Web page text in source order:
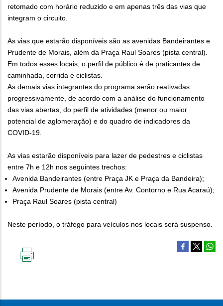
retomado com horário reduzido e em apenas três das vias que
integram o circuito.
As vias que estarão disponíveis são as avenidas Bandeirantes e
Prudente de Morais, além da Praça Raul Soares (pista central).
Em todos esses locais, o perfil de público é de praticantes de
caminhada, corrida e ciclistas.
As demais vias integrantes do programa serão reativadas
progressivamente, de acordo com a análise do funcionamento
das vias abertas, do perfil de atividades (menor ou maior
potencial de aglomeração) e do quadro de indicadores da
COVID-19.
As vias estarão disponíveis para lazer de pedestres e ciclistas
entre 7h e 12h nos seguintes trechos:
Avenida Bandeirantes (entre Praça JK e Praça da Bandeira);
Avenida Prudente de Morais (entre Av. Contorno e Rua Acaraú);
Praça Raul Soares (pista central)
Neste período, o tráfego para veículos nos locais será suspenso.